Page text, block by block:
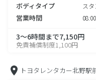
ボディタイプ ス
営業時間
3～6時間まで7,150円
免責補償制度1,100円
トヨタレンタカー北野駅